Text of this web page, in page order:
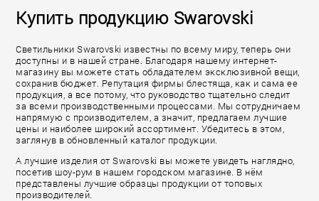
Купить продукцию Swarovski
Светильники Swarovski известны по всему миру, теперь они
доступны и в нашей стране. Благодаря нашему интернет-
магазину вы можете стать обладателем эксклюзивной вещи,
сохранив бюджет. Репутация фирмы блестяща, как и сама ее
продукция, а все потому, что руководство тщательно следит
за всеми производственными процессами. Мы сотрудничаем
напрямую с производителем, а значит, предлагаем лучшие
цены и наиболее широкий ассортимент. Убедитесь в этом,
заглянув в обновленный каталог продукции.
А лучшие изделия от Swarovski вы можете увидеть наглядно,
посетив шоу-рум в нашем городском магазине. В нём
представлены лучшие образцы продукции от топовых
производителей.